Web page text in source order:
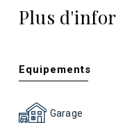
Plus
Equipements
Garage